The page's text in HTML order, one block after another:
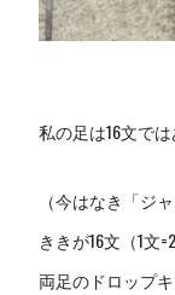
私の足は16文では
（今はなき「ジ
ききが16文（1文
両足のドロップ